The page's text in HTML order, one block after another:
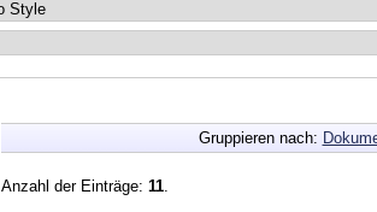
Gruppieren nach:
Anzahl der Einträge: 11